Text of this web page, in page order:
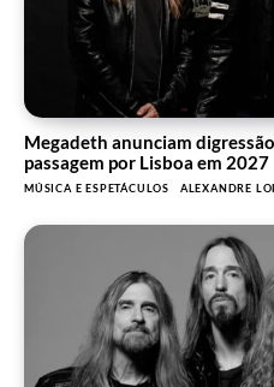
Megadeth anunciam
passagem por Lisboa em 2027
MÚSICA E ESPETÁCULOS ALEXANDRE